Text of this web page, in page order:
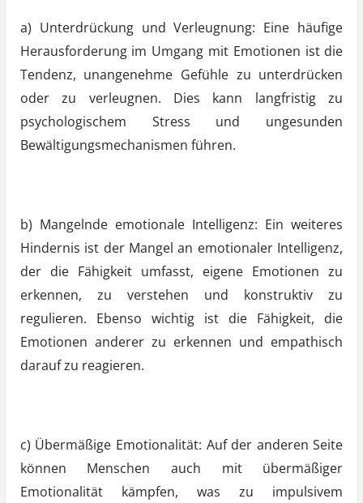
a) Unterdrückung und Verleugnung: Eine häufige
Herausforderung im Umgang mit Emotionen ist die
Tendenz, unangenehme Gefühle zu unterdrücken
oder zu verleugnen. Dies kann langfristig zu
psychologischem Stress und ungesunden
Bewältigungsmechanismen führen.
b) Mangelnde emotionale Intelligenz: Ein weiteres
Hindernis ist der Mangel an emotionaler Intelligenz,
der die Fähigkeit umfasst, eigene Emotionen zu
erkennen, zu verstehen und konstruktiv zu
regulieren. Ebenso wichtig ist die Fähigkeit, die
Emotionen anderer zu erkennen und empathisch
darauf zu reagieren.
c) Übermäßige Emotionalität: Auf der anderen Seite
können Menschen auch mit übermäßiger
Emotionalität kämpfen, was zu impulsivem